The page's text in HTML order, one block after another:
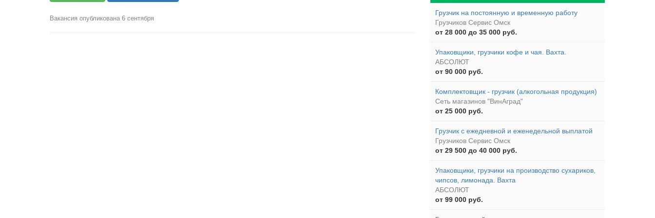
Вакансия опубликована 6 сентября
Грузчик на постоянную и временную работу
Грузчиков Сервис Омск
от 28 000 до 35 000 руб.
Упаковщики, грузчики кофе и чая. Вахта.
АБСОЛЮТ
от 90 000 руб.
Комплектовщик - грузчик (алкогольная продукция)
Сеть магазинов "ВинАград"
от 25 000 руб.
Грузчик с ежедневной и еженедельной выплатой
Грузчиков Сервис Омск
от 29 500 до 40 000 руб.
Упаковщики, грузчики на производство сухариков,
чипсов, лимонада. Вахта
АБСОЛЮТ
от 99 000 руб.